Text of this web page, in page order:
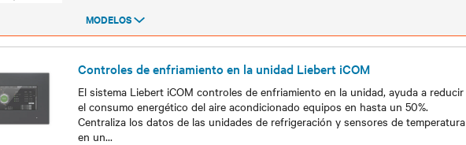
MODELOS
Modelos
Controles de enfriamiento en la unidad Liebert iCOM
El sistema Liebert iCOM controles de enfriamiento en la unidad, ayuda a reducir
el consumo energético del aire acondicionado equipos en hasta un 50%.
Centraliza los datos de las unidades de refrigeración y sensores de temperatura
en un...